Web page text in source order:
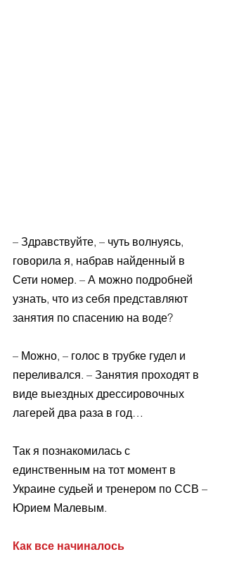
– Здравствуйте, – чуть волнуясь,
говорила я, набрав найденный в
Сети номер. – А можно подробней
узнать, что из себя представляют
занятия по спасению на воде?
– Можно, – голос в трубке гудел и
переливался. – Занятия проходят в
виде выездных дрессировочных
лагерей два раза в год…
Так я познакомилась с
единственным на тот момент в
Украине судьей и тренером по ССВ –
Юрием Малевым.
Как все начиналось